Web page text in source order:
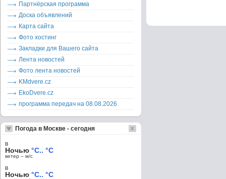
Партнёрская программа
Доска объявлений
Карта сайта
Фото хостинг
Закладки для Вашего сайта
Лента новостей
Фото лента новостей
KMdvere.cz
EkoDvere.cz
программа передач на 08.08.2026
Погода в Москве - сегодня
в
Ночью °C.. °C
ветер – м/c
в
Ночью °C.. °C